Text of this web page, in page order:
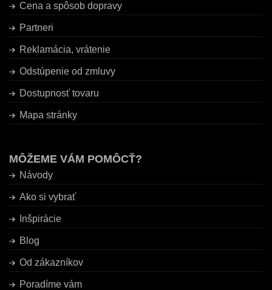
Cena a spôsob dopravy
Partneri
Reklamácia, vrátenie
Odstúpenie od zmluvy
Dostupnosť tovaru
Mapa stránky
MÔŽEME VÁM POMÔCŤ?
Návody
Ako si vybrať
Inšpirácie
Blog
Od zákazníkov
Poradíme vám